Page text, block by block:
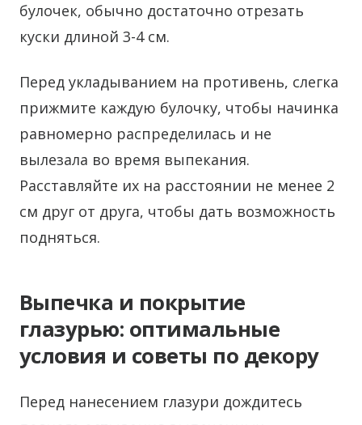
булочек, обычно достаточно отрезать
куски длиной 3-4 см.
Перед укладыванием на противень, слегка
прижмите каждую булочку, чтобы начинка
равномерно распределилась и не
вылезала во время выпекания.
Расставляйте их на расстоянии не менее 2
см друг от друга, чтобы дать возможность
подняться.
Выпечка и покрытие
глазурью: оптимальные
условия и советы по декору
Перед нанесением глазури дождитесь